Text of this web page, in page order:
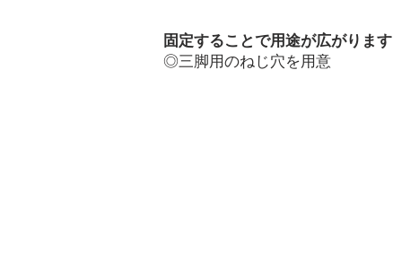
固定することで用途が広がります
◎三脚用のねじ穴を用意